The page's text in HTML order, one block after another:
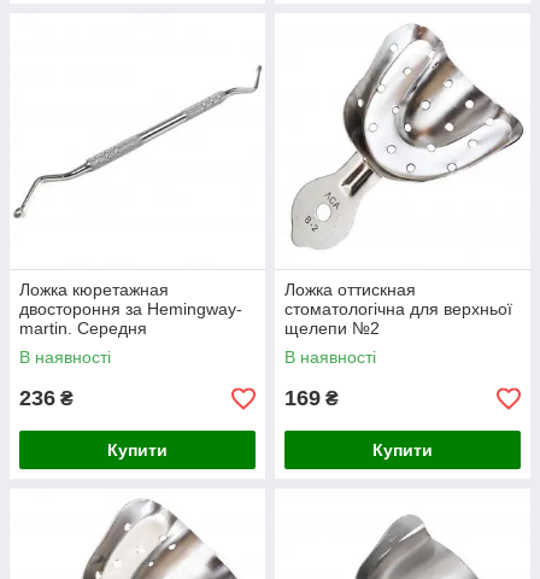
Ложка кюретажная
двостороння за Hemingway-
martin. Середня
В наявності
236 ₴
Купити
Ложка оттискная
стоматологічна для верхньої
щелепи №2
В наявності
169 ₴
Купити